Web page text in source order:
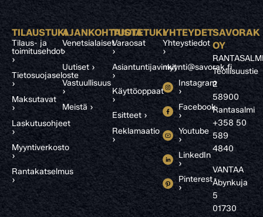
TILAUSTUKI
Tilaus- ja
toimitusehdot
›
Tietosuojaseloste
›
Maksutavat
›
Laskutusohjeet
›
Myyntiverkosto
›
Rantakatselmus
›
AJANKOHTAISTA
Venetsialaiset
›
Uutiset ›
Vastuullisuus
›
Meistä ›
TUOTETUKI
Varaosat
›
Asiantuntijavinkit
›
Käyttöoppaat
›
Esitteet ›
Reklamaatio
›
YHTEYDET
Yhteystiedot
›
myynti@savorak.fi
Instagram
›
Facebook
›
Youtube
›
LinkedIn
›
Pinterest
›
SAVORAK
OY
Teollisuustie
2
58900
Rantasalmi
+358 50
589
4840
VANTAA
Åbynkuja
5
01730